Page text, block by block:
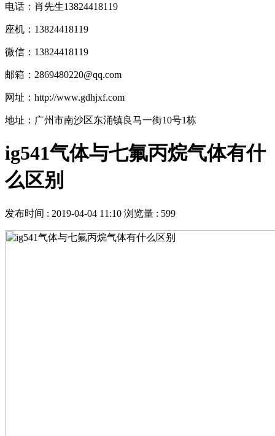
电话：肖先生13824418119
座机：13824418119
微信：13824418119
邮箱：2869480220@qq.com
网址：http://www.gdhjxf.com
地址：广州市南沙区东涌镇良马一街10号1栋
ig541气体与七氟丙烷气体有什
么区别
发布时间 : 2019-04-04 11:10 浏览量 : 599